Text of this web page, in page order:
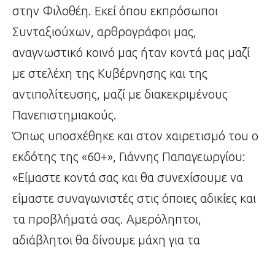
στην Φιλοθέη. Εκεί όπου εκπρόσωποι
Συνταξιούχων, αρθρογράφοι μας,
αναγνωστικό κοινό μας ήταν κοντά μας μαζί
με στελέχη της Κυβέρνησης και της
αντιπολίτευσης, μαζί με διακεκριμένους
Πανεπιστημιακούς.
Όπως υποσχέθηκε και στον χαιρετισμό του ο
εκδότης της «60+», Γιάννης Παπαγεωργίου:
«Είμαστε κοντά σας και θα συνεχίσουμε να
είμαστε συναγωνιστές στις όποιες αδικίες και
τα προβλήματά σας. Αμερόληπτοι,
αδιάβλητοι θα δίνουμε μάχη για τα